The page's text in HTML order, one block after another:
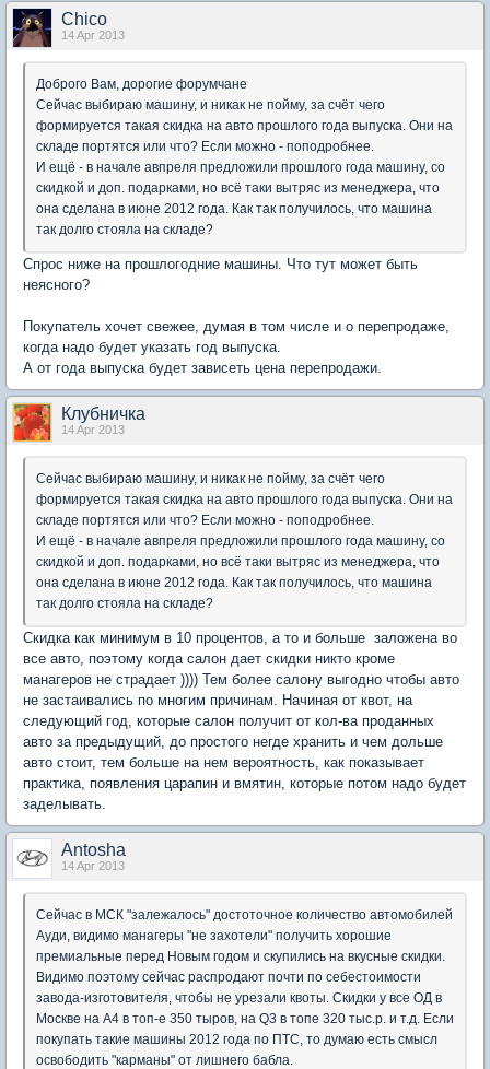
Chico
14 Apr 2013
Доброго Вам, дорогие форумчане
Сейчас выбираю машину, и никак не пойму, за счёт чего
формируется такая скидка на авто прошлого года выпуска. Они на
складе портятся или что? Если можно - поподробнее.
И ещё - в начале авпреля предложили прошлого года машину, со
скидкой и доп. подарками, но всё таки вытряс из менеджера, что
она сделана в июне 2012 года. Как так получилось, что машина
так долго стояла на складе?
Спрос ниже на прошлогодние машины. Что тут может быть
неясного?
Покупатель хочет свежее, думая в том числе и о перепродаже,
когда надо будет указать год выпуска.
А от года выпуска будет зависеть цена перепродажи.
Клубничка
14 Apr 2013
Сейчас выбираю машину, и никак не пойму, за счёт чего
формируется такая скидка на авто прошлого года выпуска. Они на
складе портятся или что? Если можно - поподробнее.
И ещё - в начале авпреля предложили прошлого года машину, со
скидкой и доп. подарками, но всё таки вытряс из менеджера, что
она сделана в июне 2012 года. Как так получилось, что машина
так долго стояла на складе?
Скидка как минимум в 10 процентов, а то и больше заложена во
все авто, поэтому когда салон дает скидки никто кроме
манагеров не страдает )))) Тем более салону выгодно чтобы авто
не застаивались по многим причинам. Начиная от квот, на
следующий год, которые салон получит от кол-ва проданных
авто за предыдущий, до простого негде хранить и чем дольше
авто стоит, тем больше на нем вероятность, как показывает
практика, появления царапин и вмятин, которые потом надо будет
заделывать.
Antosha
14 Apr 2013
Сейчас в МСК "залежалось" достоточное количество автомобилей
Ауди, видимо манагеры "не захотели" получить хорошие
премиальные перед Новым годом и скупились на вкусные скидки.
Видимо поэтому сейчас распродают почти по себестоимости
завода-изготовителя, чтобы не урезали квоты. Скидки у все ОД в
Москве на А4 в топ-е 350 тыров, на Q3 в топе 320 тыс.р. и т.д. Если
покупать такие машины 2012 года по ПТС, то думаю есть смысл
освободить "карманы" от лишнего бабла.